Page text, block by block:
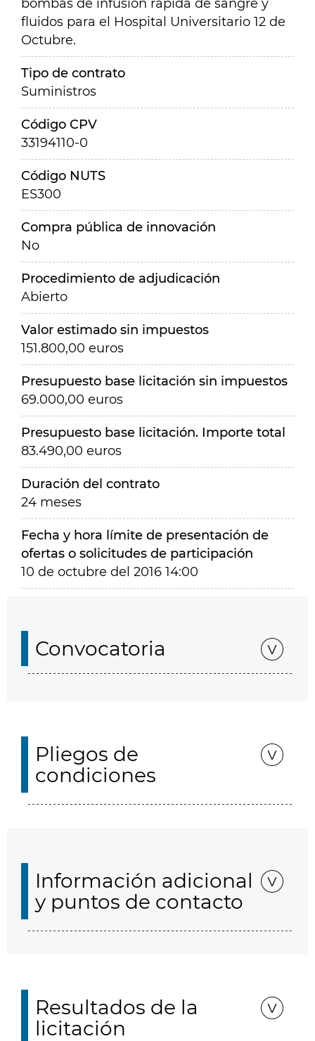
bombas de infusión rápida de sangre y
fluidos para el Hospital Universitario 12 de
Octubre.
Tipo de contrato
Suministros
Código CPV
33194110-0
Código NUTS
ES300
Compra pública de innovación
No
Procedimiento de adjudicación
Abierto
Valor estimado sin impuestos
151.800,00 euros
Presupuesto base licitación sin impuestos
69.000,00 euros
Presupuesto base licitación. Importe total
83.490,00 euros
Duración del contrato
24 meses
Fecha y hora límite de presentación de
ofertas o solicitudes de participación
10 de octubre del 2016 14:00
Convocatoria
Pliegos de
condiciones
Información adicional
y puntos de contacto
Resultados de la
licitación